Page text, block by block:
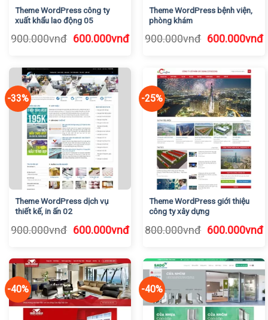
Theme WordPress công ty
xuất khẩu lao động 05
900.000vnđ Giá
900.000vnđ.
600.000vnđGiá
là:
600.000vnđ.
Theme WordPress bệnh viện,
phòng khám
900.000vnđ Giá
900.000vnđ.
600.000vnđ
-33%
Theme WordPress dịch vụ
thiết kế, in ấn 02
900.000vnđ Giá
900.000vnđ.
600.000vnđGiá
là:
600.000vnđ.
-25%
Theme WordPress giới thiệu
công ty xây dựng
800.000vnđ Giá
800.000vnđ.
600.000vnđ
-40% -40%